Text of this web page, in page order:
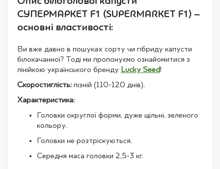
СУПЕРМАРКЕТ F1 (SUPERMARKET F1) –
основні властивості:
Ви вже давно в пошуках сорту чи гібриду капусти
білокачанної? Тоді ми пропонуємо ознайомитися з
лінійкою українського бренду Lucky Seed!
Скоростиглість: пізній (110-120 днів).
Характеристика:
Головки округлої форми, дуже щільні, зеленого
кольору.
Головки не розтріскуються.
Середня маса головки 2,5-3 кг.